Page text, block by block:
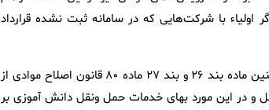
با شرکت‌هایی که در سامانه ثبت نشده قرارداد
وی در خصوص قیمت گذاری سرویس مدارس نیز گفت: به استاد بند ۲ از ماده ۱۶ و همچنین ماده بند ۲۶ و بند ۲۷ ماده ۸۰ قانون اصلاح موادی از
و در این مورد بهای خدمات حمل ونقل دانش آموزی بر